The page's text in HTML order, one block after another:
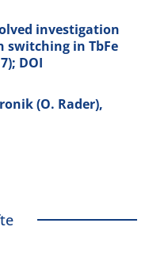
investigation
in TbFe
DOI
(O. Rader),